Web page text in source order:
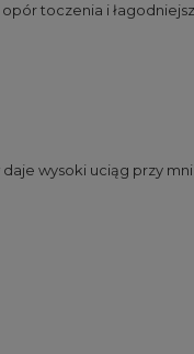
toczenia i
wysoki uciąg przy